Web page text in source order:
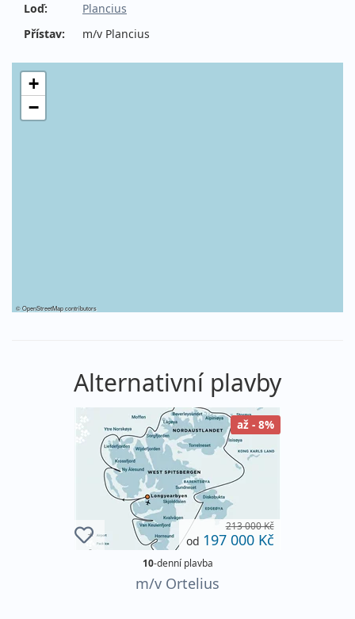
Loď:
Plancius
Přístav:
m/v Plancius
+
−
©OpenStreetMapcontributors
Alternativní plavby
až - 8%
213 000 Kč
od 197 000 Kč
10-denní plavba
m/v Ortelius